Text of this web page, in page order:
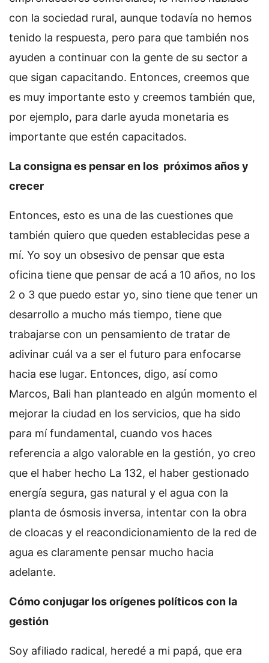
con la sociedad rural, aunque todavía no hemos
tenido la respuesta, pero para que también nos
ayuden a continuar con la gente de su sector a
que sigan capacitando. Entonces, creemos que
es muy importante esto y creemos también que,
por ejemplo, para darle ayuda monetaria es
importante que estén capacitados.
La consigna es pensar en los próximos años y
crecer
Entonces, esto es una de las cuestiones que
también quiero que queden establecidas pese a
mí. Yo soy un obsesivo de pensar que esta
oficina tiene que pensar de acá a 10 años, no los
2 o 3 que puedo estar yo, sino tiene que tener un
desarrollo a mucho más tiempo, tiene que
trabajarse con un pensamiento de tratar de
adivinar cuál va a ser el futuro para enfocarse
hacia ese lugar. Entonces, digo, así como
Marcos, Bali han planteado en algún momento el
mejorar la ciudad en los servicios, que ha sido
para mí fundamental, cuando vos haces
referencia a algo valorable en la gestión, yo creo
que el haber hecho La 132, el haber gestionado
energía segura, gas natural y el agua con la
planta de ósmosis inversa, intentar con la obra
de cloacas y el reacondicionamiento de la red de
agua es claramente pensar mucho hacia
adelante.
Cómo conjugar los orígenes políticos con la
gestión
Soy afiliado radical, heredé a mi papá, que era